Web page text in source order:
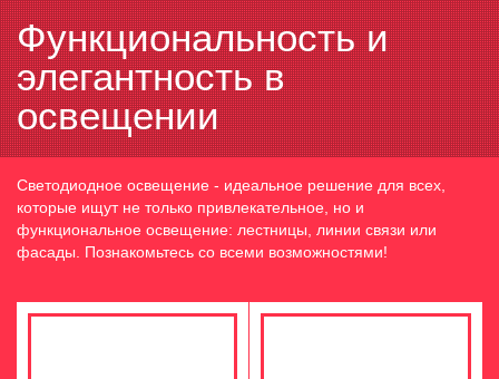
Функциональность и
элегантность в
освещении
Светодиодное освещение - идеальное решение для всех,
которые ищут не только привлекательное, но и
функциональное освещение: лестницы, линии связи или
фасады. Познакомьтесь со всеми возможностями!